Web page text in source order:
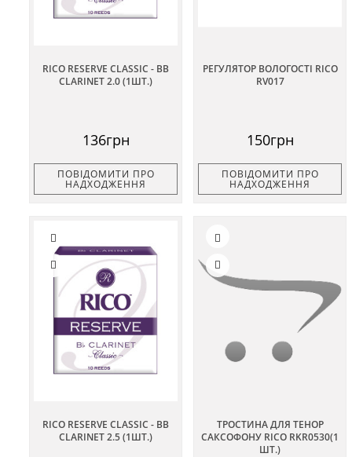
RICO RESERVE CLASSIC - BB
CLARINET 2.0 (1ШТ.)
136грн
ПОВІДОМИТИ ПРО
НАДХОДЖЕННЯ
РЕГУЛЯТОР ВОЛОГОСТІ RICO
RV017
150грн
ПОВІДОМИТИ ПРО
НАДХОДЖЕННЯ
RICO RESERVE CLASSIC - BB
CLARINET 2.5 (1ШТ.)
ТРОСТИНА ДЛЯ ТЕНОР
САКСОФОНУ RICO RKR0530(1
ШТ.)